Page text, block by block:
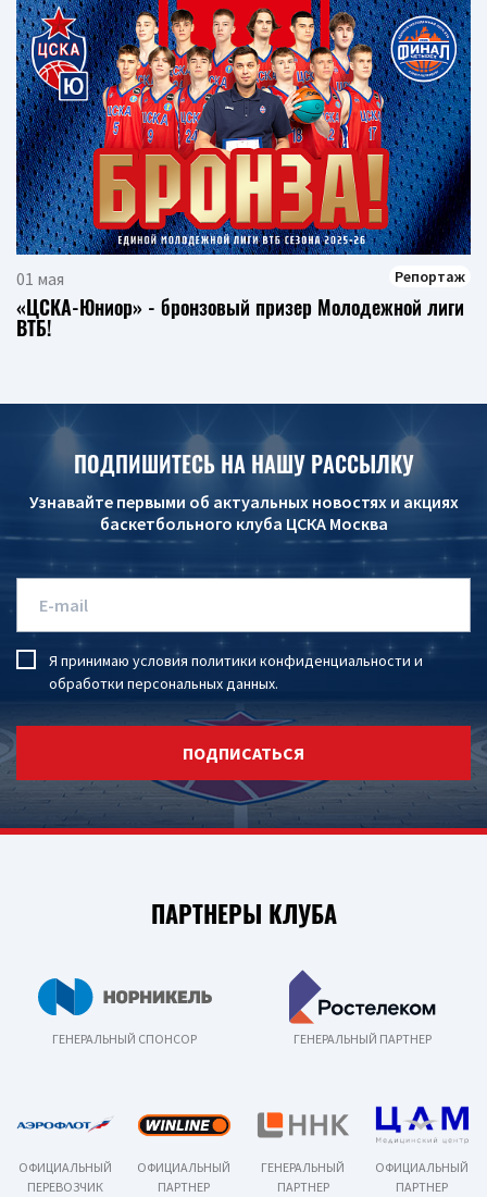
01 мая Репортаж
«ЦСКА-Юниор» - бронзовый призер Молодежной лиги
ВТБ!
ПОДПИШИТЕСЬ НА НАШУ РАССЫЛКУ
Узнавайте первыми об актуальных новостях и акциях
баскетбольного клуба ЦСКА Москва
Я принимаю условия политики конфиденциальности и
обработки персональных данных.
ПОДПИСАТЬСЯ
ПАРТНЕРЫ КЛУБА
ГЕНЕРАЛЬНЫЙ СПОНСОР ГЕНЕРАЛЬНЫЙ ПАРТНЕР
ОФИЦИАЛЬНЫЙ
ПЕРЕВОЗЧИК
ОФИЦИАЛЬНЫЙ
ПАРТНЕР
ГЕНЕРАЛЬНЫЙ
ПАРТНЕР
ОФИЦИАЛЬНЫЙ
ПАРТНЕР